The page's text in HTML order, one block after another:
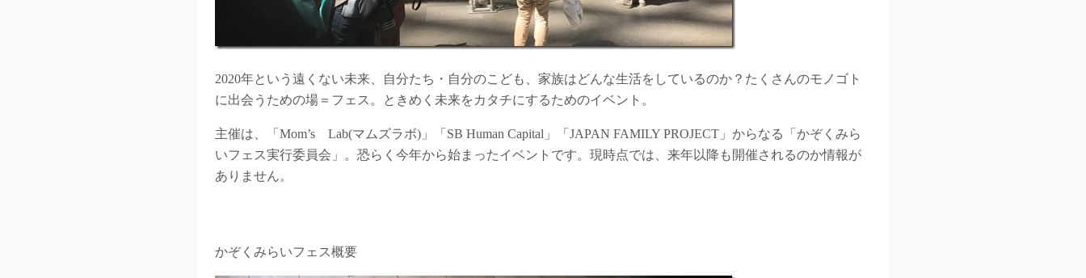
2020年という遠くない未来、自分たち・自分のこども、家族はどんな生活をしているのか？たくさんのモノゴト
に出会うための場＝フェス。ときめく未来をカタチにするためのイベント。
主催は、「Mom’s Lab(マムズラボ)」「SB Human Capital」「JAPAN FAMILY PROJECT」からなる「かぞくみら
いフェス実行委員会」。恐らく今年から始まったイベントです。現時点では、来年以降も開催されるのか情報が
ありません。
かぞくみらいフェス概要